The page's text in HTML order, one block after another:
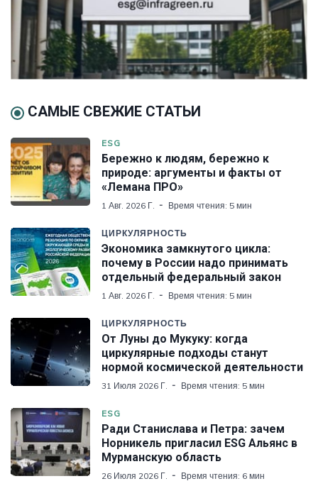
САМЫЕ СВЕЖИЕ СТАТЬИ
ESG
Бережно к людям, бережно к
природе: аргументы и факты от
«Лемана ПРО»
1 Авг. 2026 Г. Время чтения: 5 мин
ЦИРКУЛЯРНОСТЬ
Экономика замкнутого цикла:
почему в России надо принимать
отдельный федеральный закон
1 Авг. 2026 Г. Время чтения: 5 мин
ЦИРКУЛЯРНОСТЬ
От Луны до Мукуку: когда
циркулярные подходы станут
нормой космической деятельности
31 Июля 2026 Г. Время чтения: 5 мин
ESG
Ради Станислава и Петра: зачем
Норникель пригласил ESG Альянс в
Мурманскую область
26 Июля 2026 Г. Время чтения: 6 мин